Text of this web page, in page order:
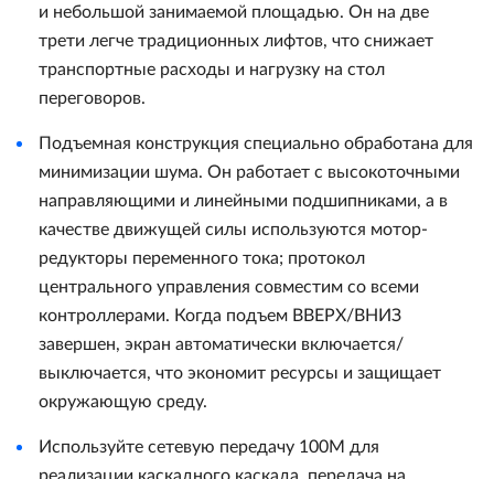
и небольшой занимаемой площадью. Он на две
трети легче традиционных лифтов, что снижает
транспортные расходы и нагрузку на стол
переговоров.
Подъемная конструкция специально обработана для
минимизации шума. Он работает с высокоточными
направляющими и линейными подшипниками, а в
качестве движущей силы используются мотор-
редукторы переменного тока; протокол
центрального управления совместим со всеми
контроллерами. Когда подъем ВВЕРХ/ВНИЗ
завершен, экран автоматически включается/
выключается, что экономит ресурсы и защищает
окружающую среду.
Используйте сетевую передачу 100M для